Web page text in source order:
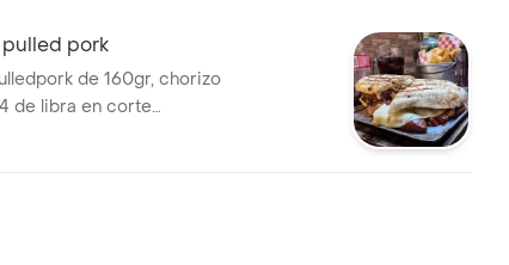
pork
de 160gr, chorizo
de libra en corte
18cm, papas en casco y